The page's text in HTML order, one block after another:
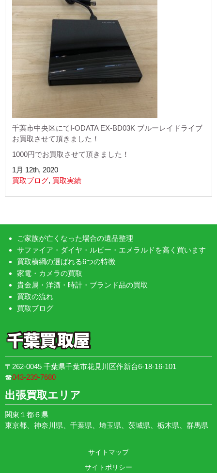
千葉市中央区にてI-ODATA EX-BD03K ブルーレイドライブ
お買取させて頂きました！
1000円でお買取させて頂きました！
1月 12th, 2020
買取ブログ, 買取実績
ご家族が亡くなった場合の遺品整理
サファイア・ダイヤ・ルビー・エメラルドを高く買います
買取横綱の選ばれる6つの特徴
家電・カメラの買取
貴金属・洋酒・時計・ブランド品の買取
買取の流れ
買取ブログ
〒262-0045 千葉県千葉市花見川区作新台6-18-16-101
☎︎043-239-7680
出張買取エリア
関東１都６県
東京都、神奈川県、千葉県、埼玉県、茨城県、栃木県、群馬県
サイトマップ
サイトポリシー